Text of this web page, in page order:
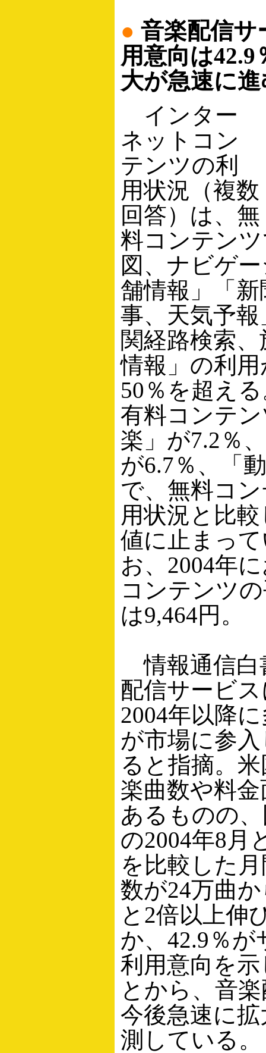
● 音楽配信サ
用意向は42.9
大が急速に
インター
ネットコン
テンツの利
用状況（複数
回答）は、無
料コンテン
図、ナビゲ
舗情報」「
事、天気予
関経路検索
情報」の利
50％を超え
有料コンテ
楽」が7.2％
が6.7％、「
で、無料コ
用状況と比
値に止まっ
お、2004年
コンテンツ
は9,464円。
情報通信白
配信サービ
2004年以降
が市場に参
ると指摘。
楽曲数や料
あるものの
の2004年8月
を比較した
数が24万曲
と2倍以上伸
か、42.9％が
利用意向を
とから、音
今後急速に
測している。